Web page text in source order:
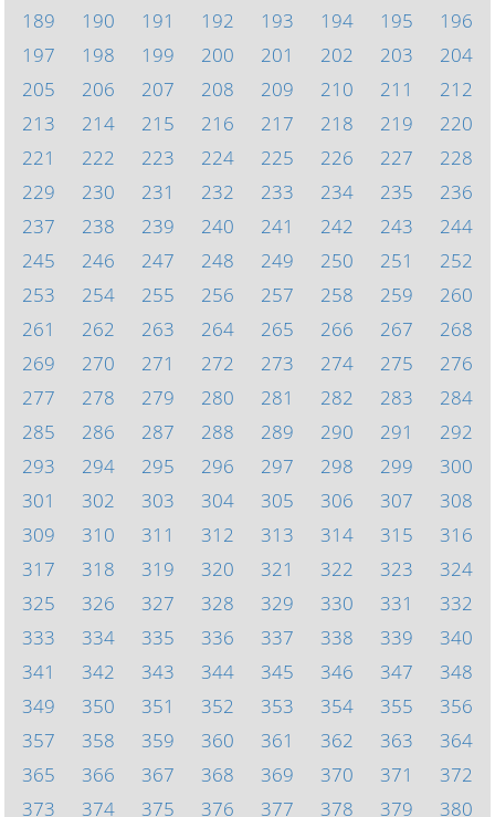
189
190 191 192 193 194 195
196
197
198 199 200 201 202 203
204
205
206 207 208 209 210 211
212
213
214 215 216 217 218 219
220
221
222 223 224 225 226 227
228
229
230 231 232 233 234 235
236
237
238 239 240 241 242 243
244
245
246 247 248 249 250 251
252
253
254 255 256 257 258 259
260
261
262 263 264 265 266 267
268
269
270 271 272 273 274 275
276
277
278 279 280 281 282 283
284
285
286 287 288 289 290 291
292
293
294 295 296 297 298 299
300
301
302 303 304 305 306 307
308
309
310 311 312 313 314 315
316
317
318 319 320 321 322 323
324
325
326 327 328 329 330 331
332
333
334 335 336 337 338 339
340
341
342 343 344 345 346 347
348
349
350 351 352 353 354 355
356
357
358 359 360 361 362 363
364
365
366 367 368 369 370 371
372
373
374 375 376 377 378 379 380